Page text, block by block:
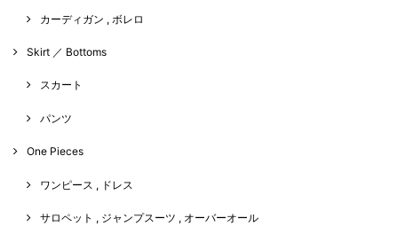
カーディガン , ボレロ
Skirt ／ Bottoms
スカート
パンツ
One Pieces
ワンピース , ドレス
サロペット , ジャンプスーツ , オーバーオール